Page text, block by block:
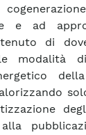
e ad
di
modalità di